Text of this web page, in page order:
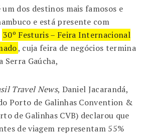
dos destinos mais famosos e
e está presente com
30º Festuris – Feira Internacional
, cuja feira de negócios termina
Serra Gaúcha,
Travel News, Daniel Jacarandá,
Porto de Galinhas Convention &
de Galinhas CVB) declarou que
de viagem representam 55%